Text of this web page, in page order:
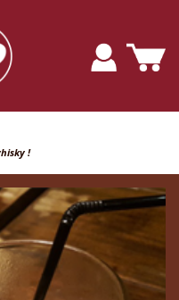
!